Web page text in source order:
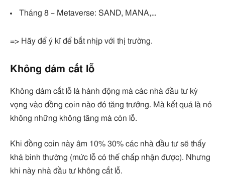
Tháng 8 – Metaverse: SAND, MANA,…
=> Hãy để ý kĩ để bắt nhịp với thị trường.
Không dám cắt lỗ
Không dám cắt lỗ là hành động mà các nhà đầu tư kỳ
vọng vào đồng coin nào đó tăng trưởng. Mà kết quả là nó
không những không tăng mà còn lỗ.
Khi đồng coin này âm 10% 30% các nhà đầu tư sẽ thấy
khá bình thường (mức lỗ có thể chấp nhận được). Nhưng
khi này nhà đầu tư không cắt lỗ.